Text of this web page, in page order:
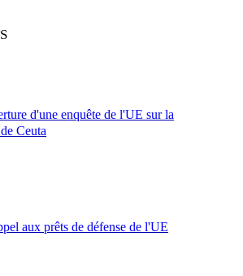
d'une enquête de l'UE sur la
Ceuta
aux prêts de défense de l'UE